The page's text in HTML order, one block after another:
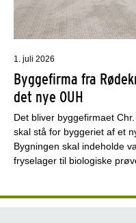
1. juli 2026
Byggefirma fra
det nye OUH
Det bliver byggefirmaet
skal stå for byggeriet af et
Bygningen skal indeholde
fryselager til biologiske